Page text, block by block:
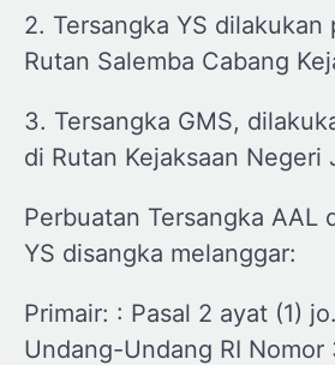
2. Tersangka YS dilakukan
Rutan Salemba Cabang
3. Tersangka GMS,
di Rutan Kejaksaan Negeri
Perbuatan Tersangka AAL
YS disangka melanggar:
Primair: : Pasal 2 ayat (1)
Undang-Undang RI Nomor